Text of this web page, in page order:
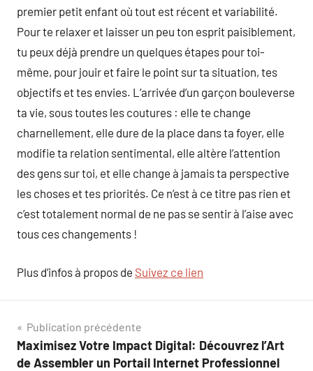
premier petit enfant où tout est récent et variabilité.
Pour te relaxer et laisser un peu ton esprit paisiblement,
tu peux déjà prendre un quelques étapes pour toi-
même, pour jouir et faire le point sur ta situation, tes
objectifs et tes envies. L’arrivée d’un garçon bouleverse
ta vie, sous toutes les coutures : elle te change
charnellement, elle dure de la place dans ta foyer, elle
modifie ta relation sentimental, elle altère l’attention
des gens sur toi, et elle change à jamais ta perspective
les choses et tes priorités. Ce n’est à ce titre pas rien et
c’est totalement normal de ne pas se sentir à l’aise avec
tous ces changements !
Plus d’infos à propos de Suivez ce lien
Navigation
de
Publication précédente
Maximisez Votre Impact Digital: Découvrez l’Art
de Assembler un Portail Internet Professionnel